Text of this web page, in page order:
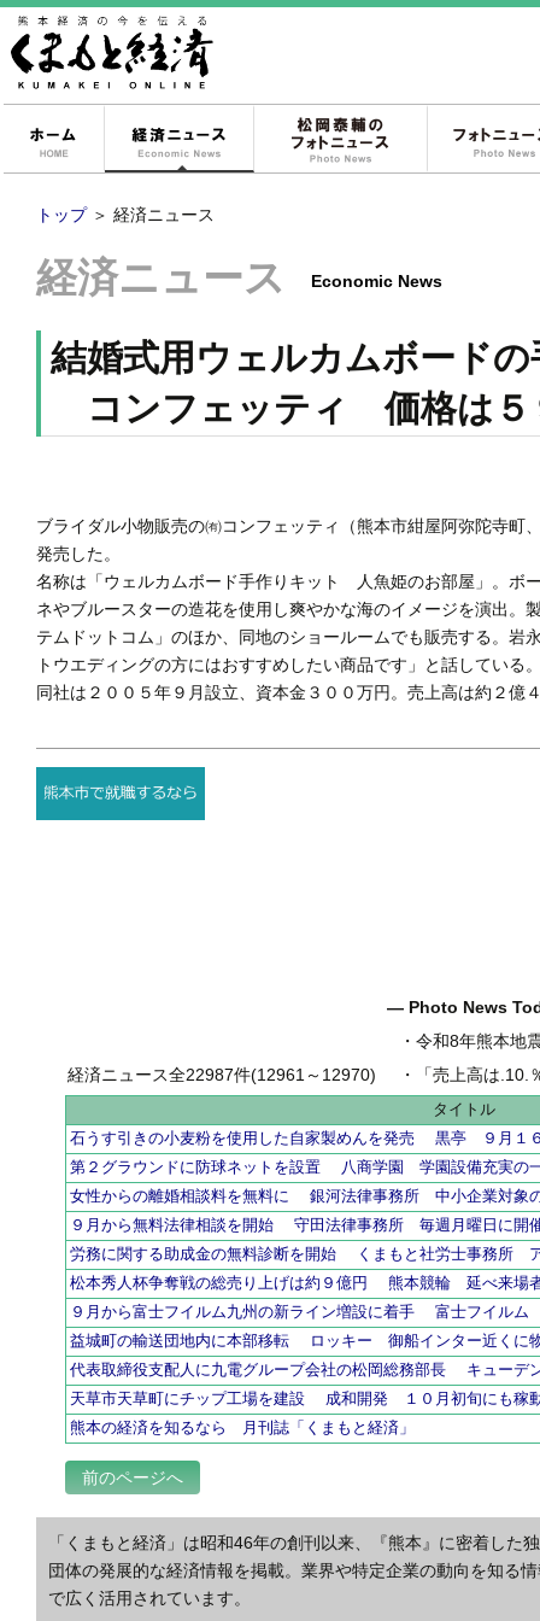
経済ニュース
トップ ＞ 経済ニュース
経済ニュース Economic News
結婚式用ウェルカムボード
コンフェッティ 価格は５
ブライダル小物販売の㈲コンフェッティ（熊本市紺屋阿弥陀寺
発売した。
名称は「ウェルカムボード手作りキット 人魚姫のお部屋」。ボ
ネやブルースターの造花を使用し爽やかな海のイメージを演出
テムドットコム」のほか、同地のショールームでも販売する。
トウエディングの方にはおすすめしたい商品です」と話している
同社は２００５年９月設立、資本金３００万円。売上高は約２
― Photo News
・令和8年熊本地
・
「売上高は.10.％増の
経済ニュース全22987件(12961～12970)
タイトル
石うす引きの小麦粉を使用した自家製めんを発売 黒亭 ９月１
第２グラウンドに防球ネットを設置 八商学園 学園設備充実の
女性からの離婚相談料を無料に 銀河法律事務所 中小企業対象
９月から無料法律相談を開始 守田法律事務所 毎週月曜日に開
労務に関する助成金の無料診断を開始 くまもと社労士事務所
松本秀人杯争奪戦の総売り上げは約９億円 熊本競輪 延べ来
９月から富士フイルム九州の新ライン増設に着手 富士フイル
益城町の輸送団地内に本部移転 ロッキー 御船インター近くに
代表取締役支配人に九電グループ会社の松岡総務部長 キューデ
天草市天草町にチップ工場を建設 成和開発 １０月初旬にも稼
熊本の経済を知るなら 月刊誌「くまもと経済」
前のページへ
「くまもと経済」は昭和46年の創刊以来、『熊本』に密着し
団体の発展的な経済情報を掲載。業界や特定企業の動向を知る
で広く活用されています。